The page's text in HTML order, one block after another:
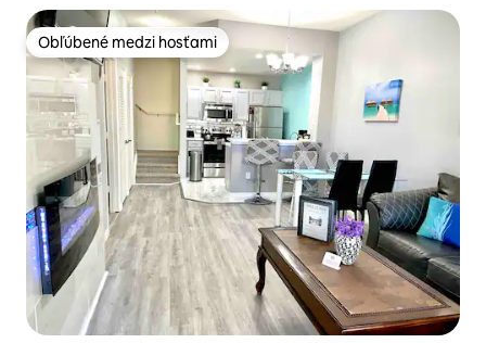
Obľúbené medzi hosťami
Obľúbené medzi hosťami